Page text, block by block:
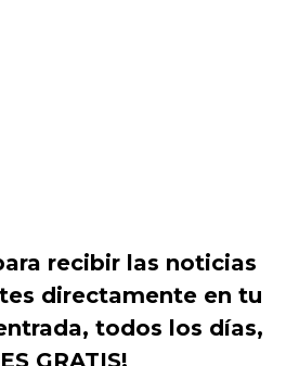
recibir las noticias
directamente en tu
todos los días,